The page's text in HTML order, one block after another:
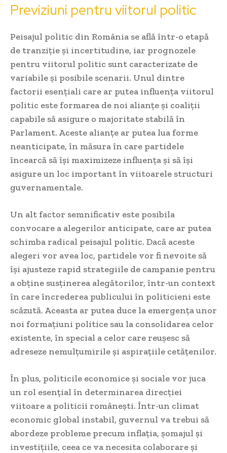
Previziuni pentru viitorul politic
Peisajul politic din România se află într-o etapă
de tranziție și incertitudine, iar prognozele
pentru viitorul politic sunt caracterizate de
variabile și posibile scenarii. Unul dintre
factorii esențiali care ar putea influența viitorul
politic este formarea de noi alianțe și coaliții
capabile să asigure o majoritate stabilă în
Parlament. Aceste alianțe ar putea lua forme
neanticipate, în măsura în care partidele
încearcă să își maximizeze influența și să își
asigure un loc important în viitoarele structuri
guvernamentale.
Un alt factor semnificativ este posibila
convocare a alegerilor anticipate, care ar putea
schimba radical peisajul politic. Dacă aceste
alegeri vor avea loc, partidele vor fi nevoite să
își ajusteze rapid strategiile de campanie pentru
a obține susținerea alegătorilor, într-un context
în care încrederea publicului în politicieni este
scăzută. Aceasta ar putea duce la emergența unor
noi formațiuni politice sau la consolidarea celor
existente, în special a celor care reușesc să
adreseze nemulțumirile și aspirațiile cetățenilor.
În plus, politicile economice și sociale vor juca
un rol esențial în determinarea direcției
viitoare a politicii românești. Într-un climat
economic global instabil, guvernul va trebui să
abordeze probleme precum inflația, șomajul și
investițiile, ceea ce va necesita colaborare și